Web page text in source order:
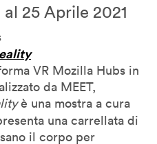
25 Aprile 2021
VR Mozilla Hubs in
da MEET,
è una mostra a cura
una carrellata di
il corpo per